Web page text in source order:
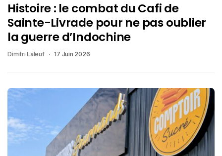
Histoire : le combat du Cafi de
Sainte-Livrade pour ne pas oublier
la guerre d’Indochine
Dimitri Laleuf 17 Juin 2026